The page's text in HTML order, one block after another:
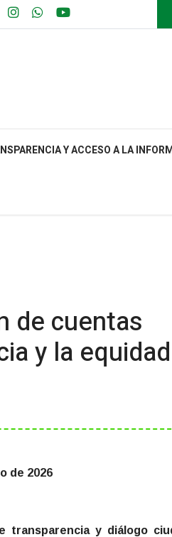
Y ACCESO A LA
de cuentas
y la equidad
de 2026
transparencia y diálogo